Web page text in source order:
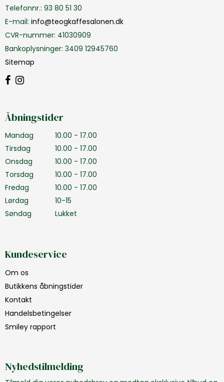
Telefonnr.: 93 80 51 30
E-mail: info@teogkaffesalonen.dk
CVR-nummer: 41030909
Bankoplysninger: 3409 12945760
Sitemap
Åbningstider
Mandag
10.00 - 17.00
Tirsdag
10.00 - 17.00
Onsdag
10.00 - 17.00
Torsdag
10.00 - 17.00
Fredag
10.00 - 17.00
Lørdag
10-15
Søndag
Lukket
Kundeservice
Om os
Butikkens åbningstider
Kontakt
Handelsbetingelser
Smiley rapport
Nyhedstilmelding